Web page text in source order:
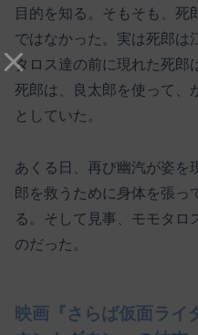
目的を知る。そもそも、死
ではなかった。実は死郎は
タロス達の前に現れた死郎
死郎は、良太郎を使って、
としていた。
あくる日、再び幽汽が姿を
郎を救うために身体を張っ
る。そして見事、モモタロ
のだった。
映画『さらば仮面ライ